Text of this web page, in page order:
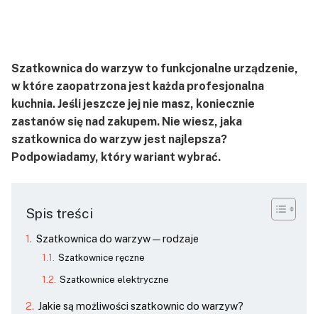
Szatkownica do warzyw to funkcjonalne urządzenie,
w które zaopatrzona jest każda profesjonalna
kuchnia. Jeśli jeszcze jej nie masz, koniecznie
zastanów się nad zakupem. Nie wiesz, jaka
szatkownica do warzyw jest najlepsza?
Podpowiadamy, który wariant wybrać.
Spis treści
Szatkownica do warzyw — rodzaje
Szatkownice ręczne
Szatkownice elektryczne
Jakie są możliwości szatkownic do warzyw?